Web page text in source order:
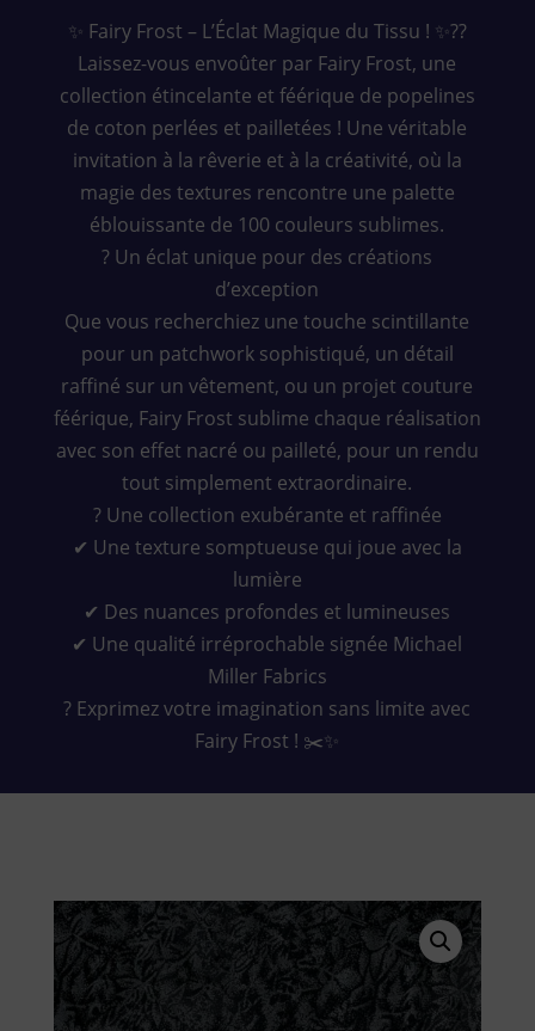
✨ Fairy Frost – L’Éclat Magique du Tissu ! ✨??
Laissez-vous envoûter par Fairy Frost, une
collection étincelante et féérique de popelines
de coton perlées et pailletées ! Une véritable
invitation à la rêverie et à la créativité, où la
magie des textures rencontre une palette
éblouissante de 100 couleurs sublimes.
? Un éclat unique pour des créations
d’exception
Que vous recherchiez une touche scintillante
pour un patchwork sophistiqué, un détail
raffiné sur un vêtement, ou un projet couture
féérique, Fairy Frost sublime chaque réalisation
avec son effet nacré ou pailleté, pour un rendu
tout simplement extraordinaire.
? Une collection exubérante et raffinée
✔ Une texture somptueuse qui joue avec la
lumière
✔ Des nuances profondes et lumineuses
✔ Une qualité irréprochable signée Michael
Miller Fabrics
? Exprimez votre imagination sans limite avec
Fairy Frost ! ✂️✨